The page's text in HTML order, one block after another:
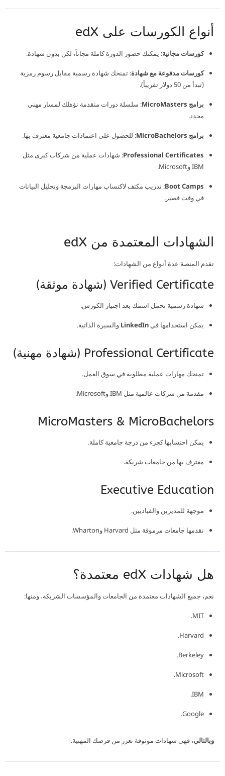
أنواع الكورسات على edX
كورسات مجانية: يمكنك حضور الدورة كاملة مجاناً، لكن بدون شهادة.
كورسات مدفوعة مع شهادة: تمنحك شهادة رسمية مقابل رسوم رمزية
(تبدأ من 50 دولار تقريباً).
برامج MicroMasters
: سلسلة دورات متقدمة تؤهلك لمسار مهني
محدد.
برامج MicroBachelors : للحصول على اعتمادات جامعية معترف بها.
Professional Certificates: شهادات عملية من شركات كبرى مثل
IBM وMicrosoft.
Boot Camps: تدريب مكثف لاكتساب مهارات البرمجة وتحليل البيانات
في وقت قصير.
الشهادات المعتمدة من edX
تقدم المنصة عدة أنواع من الشهادات:
Verified Certificate (شهادة موثقة)
شهادة رسمية تحمل اسمك بعد اجتياز الكورس.
يمكن استخدامها في LinkedIn والسيرة الذاتية.
Professional Certificate (شهادة مهنية)
تمنحك مهارات عملية مطلوبة في سوق العمل.
مقدمة من شركات عالمية مثل IBM وMicrosoft.
MicroMasters & MicroBachelors
يمكن احتسابها كجزء من درجة جامعية كاملة.
معترف بها من جامعات شريكة.
Executive Education
موجهة للمديرين والقياديين.
تقدمها جامعات مرموقة مثل Harvard وWharton.
هل شهادات edX معتمدة؟
نعم، جميع الشهادات معتمدة من الجامعات والمؤسسات الشريكة، ومنها:
MIT.
Harvard.
Berkeley.
Microsoft.
IBM.
Google.
وبالتالي، فهي شهادات موثوقة تعزز من فرصك المهنية.